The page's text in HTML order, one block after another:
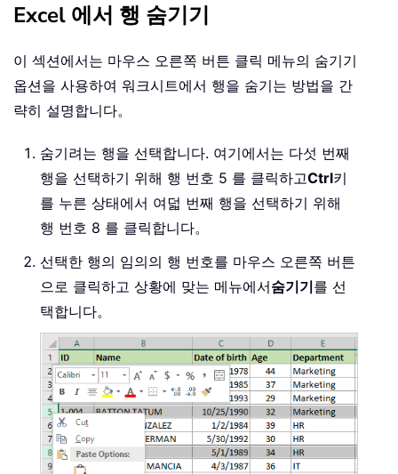
Excel 에서 행 숨기기
이 섹션에서는 마우스 오른쪽 버튼 클릭 메뉴의 숨기기
옵션을 사용하여 워크시트에서 행을 숨기는 방법을 간
략히 설명합니다。
숨기려는 행을 선택합니다. 여기에서는 다섯 번째
행을 선택하기 위해 행 번호 5 를 클릭하고Ctrl키
를 누른 상태에서 여덟 번째 행을 선택하기 위해
행 번호 8 를 클릭합니다。
선택한 행의 임의의 행 번호를 마우스 오른쪽 버튼
으로 클릭하고 상황에 맞는 메뉴에서숨기기를 선
택합니다。